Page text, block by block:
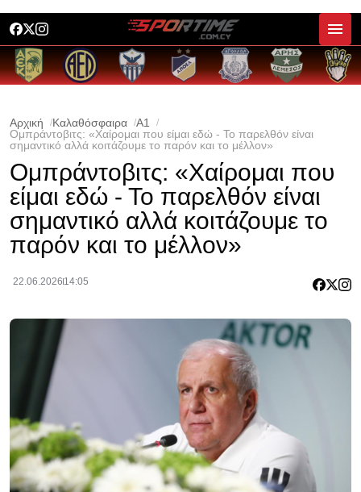
Αρχική Καλαθόσφαιρα
A1
Ομπράντοβιτς: «Χαίρομαι που είμαι εδώ - Το παρελθόν είναι
σημαντικό αλλά κοιτάζουμε το παρόν και το μέλλον»
Ομπράντοβιτς: «Χαίρομαι που
είμαι εδώ - Το παρελθόν είναι
σημαντικό αλλά κοιτάζουμε το
παρόν και το μέλλον»
22.06.2026 14:05